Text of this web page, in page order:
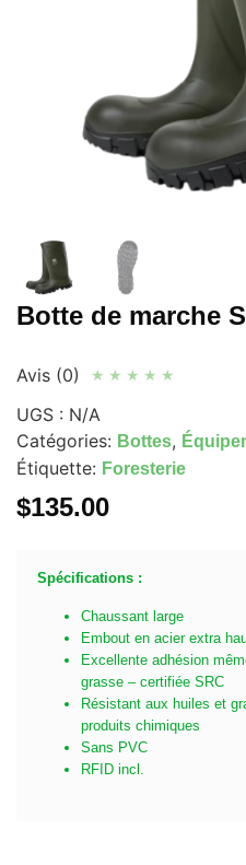
Botte de marche
Avis (0) ★ ★ ★ ★ ★
UGS : N/A
Catégories: Bottes,
Étiquette: Foresterie
$135.00
Spécifications :
Chaussant large
Embout en acier extra
Excellente adhésion
grasse – certifiée SRC
Résistant aux huiles et
produits chimiques
Sans PVC
RFID incl.